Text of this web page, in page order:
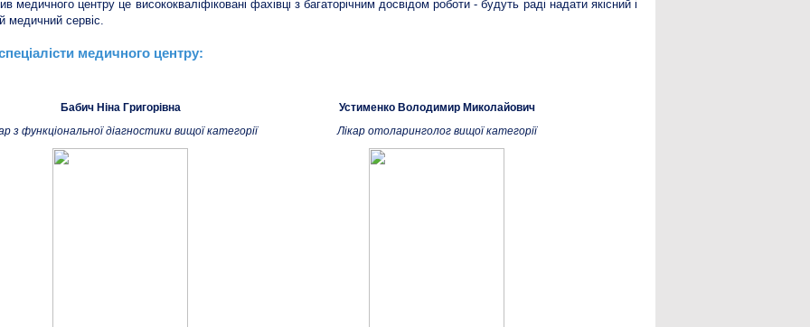
медичного центру це висококваліфіковані фахівці з багаторічним досвідом роботи - будуть раді надати якісний і
медичний сервіс.
медичного центру:
Бабич Ніна Григорівна
з функціональної діагностики вищої категорії
Устименко Володимир Миколайович
Лікар отоларинголог вищої категорії